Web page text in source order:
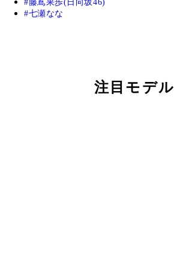
藤嶌果歩(日向坂46)
七瀬なな
注目モデル